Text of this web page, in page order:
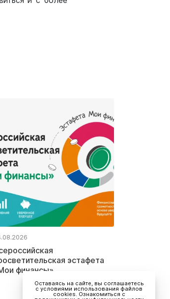
эстафета
финансы»
Оставаясь на сайте, вы соглашаетесь
с условиями использования файлов
cookies. Ознакомиться с